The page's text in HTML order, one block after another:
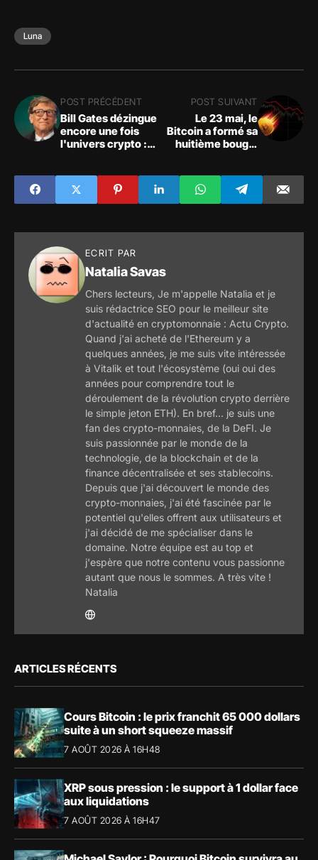
Luna
POST PRÉCÉDENT
Bill Gates dézingue
encore une fois
l'univers crypto :
aucune valeur
ajoutée - elles ne
contribuent pas à la
autres
investissements.
POST SUIVANT
Le 23 mai, le
Bitcoin a formé sa
huitième bougie
pour la première
fois dans l'histoire
de l'actif
un renversement
ECRIT PAR
Natalia Savas
Chers lecteurs, Je m'appelle Natalia et je
suis rédactrice SEO pour le meilleur site
d'actualité en cryptomonnaie : Actu Crypto.
Quand j'ai acheté de l'Ethereum y a
quelques années, je me suis vite intéressée
à Vitalik et tout l'écosystème (oui oui des
années pour comprendre tout le
déroulement de la révolution crypto derrière
le simple jeton ETH). En bref... je suis une
fan des crypto-monnaies, de la DeFI. Je
suis passionnée par le monde de la
technologie, de la blockchain et de la
finance décentralisée et ses stablecoins.
Depuis que j'ai découvert le monde des
crypto-monnaies, j'ai été fascinée par le
potentiel qu'elles offrent aux utilisateurs et
j'ai décidé de me spécialiser dans le
domaine. Notre équipe est au top et
j'espère que notre contenu vous passionne
autant que nous le sommes. A très vite !
Natalia
ARTICLES RÉCENTS
Cours Bitcoin : le prix franchit 65 000 dollars
suite à un short squeeze massif
7 AOÛT 2026 À 16H48
XRP sous pression : le support à 1 dollar face
aux liquidations
7 AOÛT 2026 À 16H47